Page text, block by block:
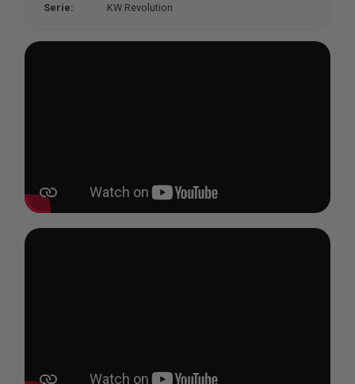
Serie: KW Revolution